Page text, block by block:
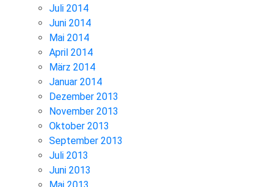
Juli 2014
Juni 2014
Mai 2014
April 2014
März 2014
Januar 2014
Dezember 2013
November 2013
Oktober 2013
September 2013
Juli 2013
Juni 2013